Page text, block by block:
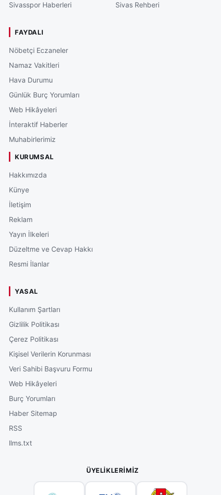
Sivasspor Haberleri
Sivas Rehberi
FAYDALI
Nöbetçi Eczaneler
Namaz Vakitleri
Hava Durumu
Günlük Burç Yorumları
Web Hikâyeleri
İnteraktif Haberler
Muhabirlerimiz
KURUMSAL
Hakkımızda
Künye
İletişim
Reklam
Yayın İlkeleri
Düzeltme ve Cevap Hakkı
Resmi İlanlar
YASAL
Kullanım Şartları
Gizlilik Politikası
Çerez Politikası
Kişisel Verilerin Korunması
Veri Sahibi Başvuru Formu
Web Hikâyeleri
Burç Yorumları
Haber Sitemap
RSS
llms.txt
ÜYELIKLERIMIZ